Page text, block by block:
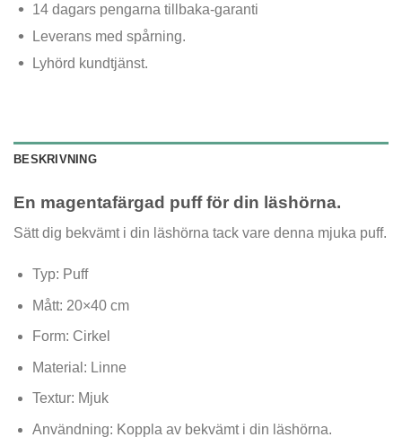
14 dagars pengarna tillbaka-garanti
Leverans med spårning.
Lyhörd kundtjänst.
BESKRIVNING
En magentafärgad puff för din läshörna.
Sätt dig bekvämt i din läshörna tack vare denna mjuka puff.
Typ: Puff
Mått: 20×40 cm
Form: Cirkel
Material: Linne
Textur: Mjuk
Användning: Koppla av bekvämt i din läshörna.